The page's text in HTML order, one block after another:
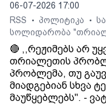
06-07-2026 17:00
RSS
• პოლიტიკა •
სოლიდარობა
🔴 ,,რეჟიმებს არ
თრიალეთის
პრობლემა, თუ
მიადგებიან სხვა
მაუწყებლებს". -